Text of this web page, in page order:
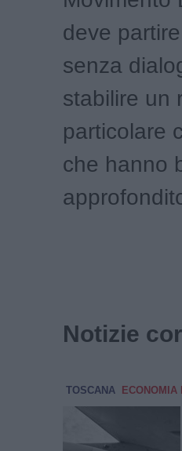
deve
senza
stabilire un
particolare
che hanno
Notizie
TOSCANA ECONOMIA